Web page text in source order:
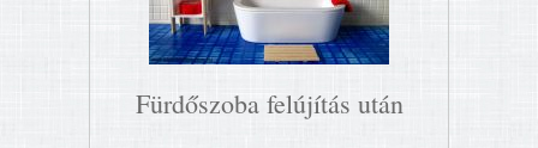
Fürdőszoba felújítás után